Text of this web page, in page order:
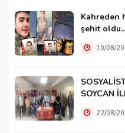
Kahreden
şehit
10/08/
SOYCAN
22/08/